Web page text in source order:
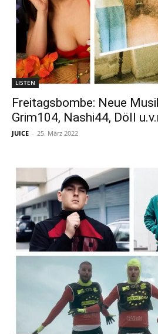
LISTEN
Freitagsbombe: Neue
Grim104, Nashi44, Döll
JUICE - 25. März 2022